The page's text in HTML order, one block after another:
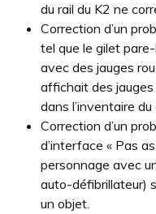
du rail du K2 ne
Correction d’un
tel que le gilet
avec des jauges
affichait des
dans l’inventaire du
Correction d’un
d’interface « Pas
personnage avec
auto-défibrillateur)
un objet.